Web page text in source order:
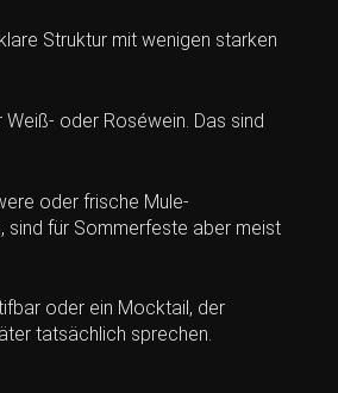
Struktur mit wenigen starken
oder Roséwein. Das sind
oder frische Mule-
sind für Sommerfeste aber meist
oder ein Mocktail, der
tatsächlich sprechen.